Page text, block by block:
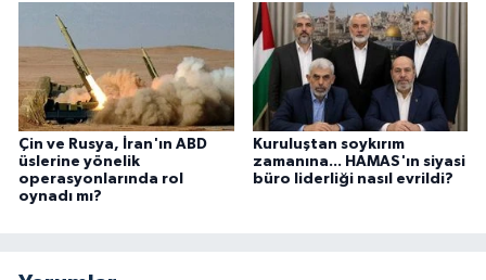
Çin ve Rusya, İran'ın ABD
üslerine yönelik
operasyonlarında rol
oynadı mı?
Kuruluştan soykırım
zamanına... HAMAS'ın siyasi
büro liderliği nasıl evrildi?